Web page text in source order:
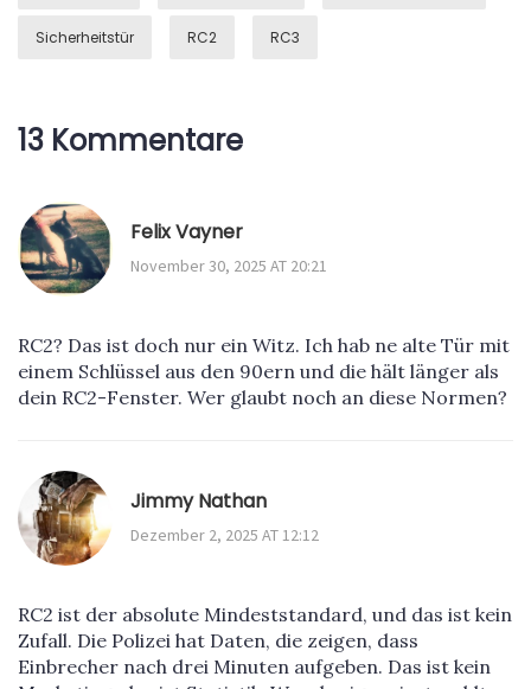
Sicherheitstür RC2 RC3
13 Kommentare
Felix Vayner
November 30, 2025 AT 20:21
RC2? Das ist doch nur ein Witz. Ich hab ne alte Tür mit
einem Schlüssel aus den 90ern und die hält länger als
dein RC2-Fenster. Wer glaubt noch an diese Normen?
Jimmy Nathan
Dezember 2, 2025 AT 12:12
RC2 ist der absolute Mindeststandard, und das ist kein
Zufall. Die Polizei hat Daten, die zeigen, dass
Einbrecher nach drei Minuten aufgeben. Das ist kein